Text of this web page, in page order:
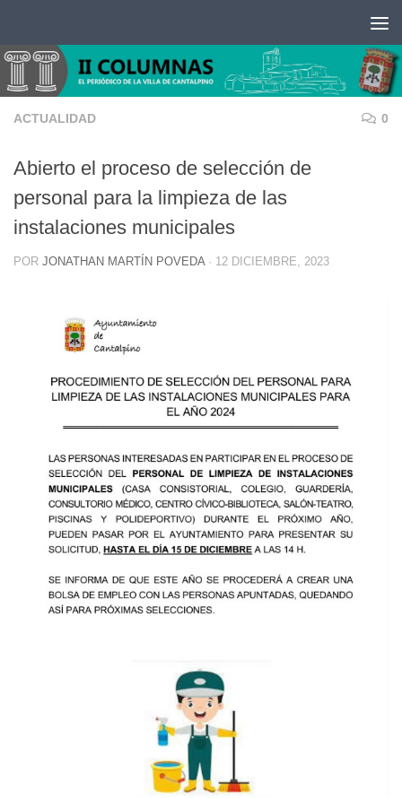
ACTUALIDAD 0
Abierto el proceso de selección de
personal para la limpieza de las
instalaciones municipales
POR JONATHAN MARTÍN POVEDA · 12 DICIEMBRE, 2023